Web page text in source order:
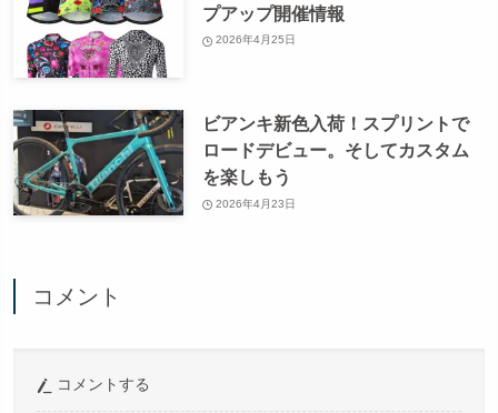
プアップ開催情報
2026年4月25日
ビアンキ新色入荷！スプリントで
ロードデビュー。そしてカスタム
を楽しもう
2026年4月23日
コメント
コメントする